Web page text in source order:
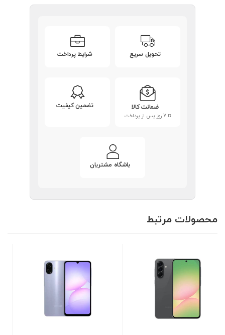
تحویل سریع شرایط پرداخت
ضمانت کالا
تا 7 روز پس از پرداخت
تضمین کیفیت
باشگاه مشتریان
محصولات مرتبط